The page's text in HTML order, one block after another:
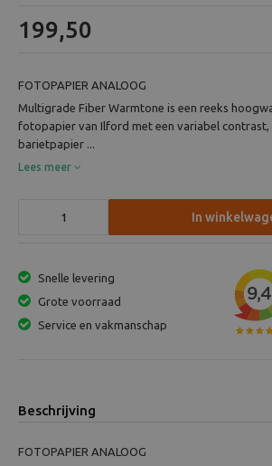
199,50
FOTOPAPIER ANALOOG
Multigrade Fiber Warmtone is een reeks
fotopapier van Ilford met een variabel
barietpapier ...
Lees meer
In
Snelle levering
Grote voorraad
Service en vakmanschap
Beschrijving
FOTOPAPIER ANALOOG